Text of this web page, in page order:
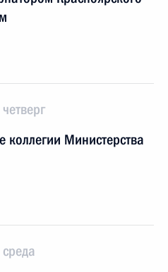
коллегии Министерства